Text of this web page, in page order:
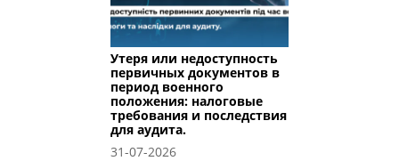
Утеря или недоступность
первичных документов в
период военного
положения: налоговые
требования и последствия
для аудита.
31-07-2026